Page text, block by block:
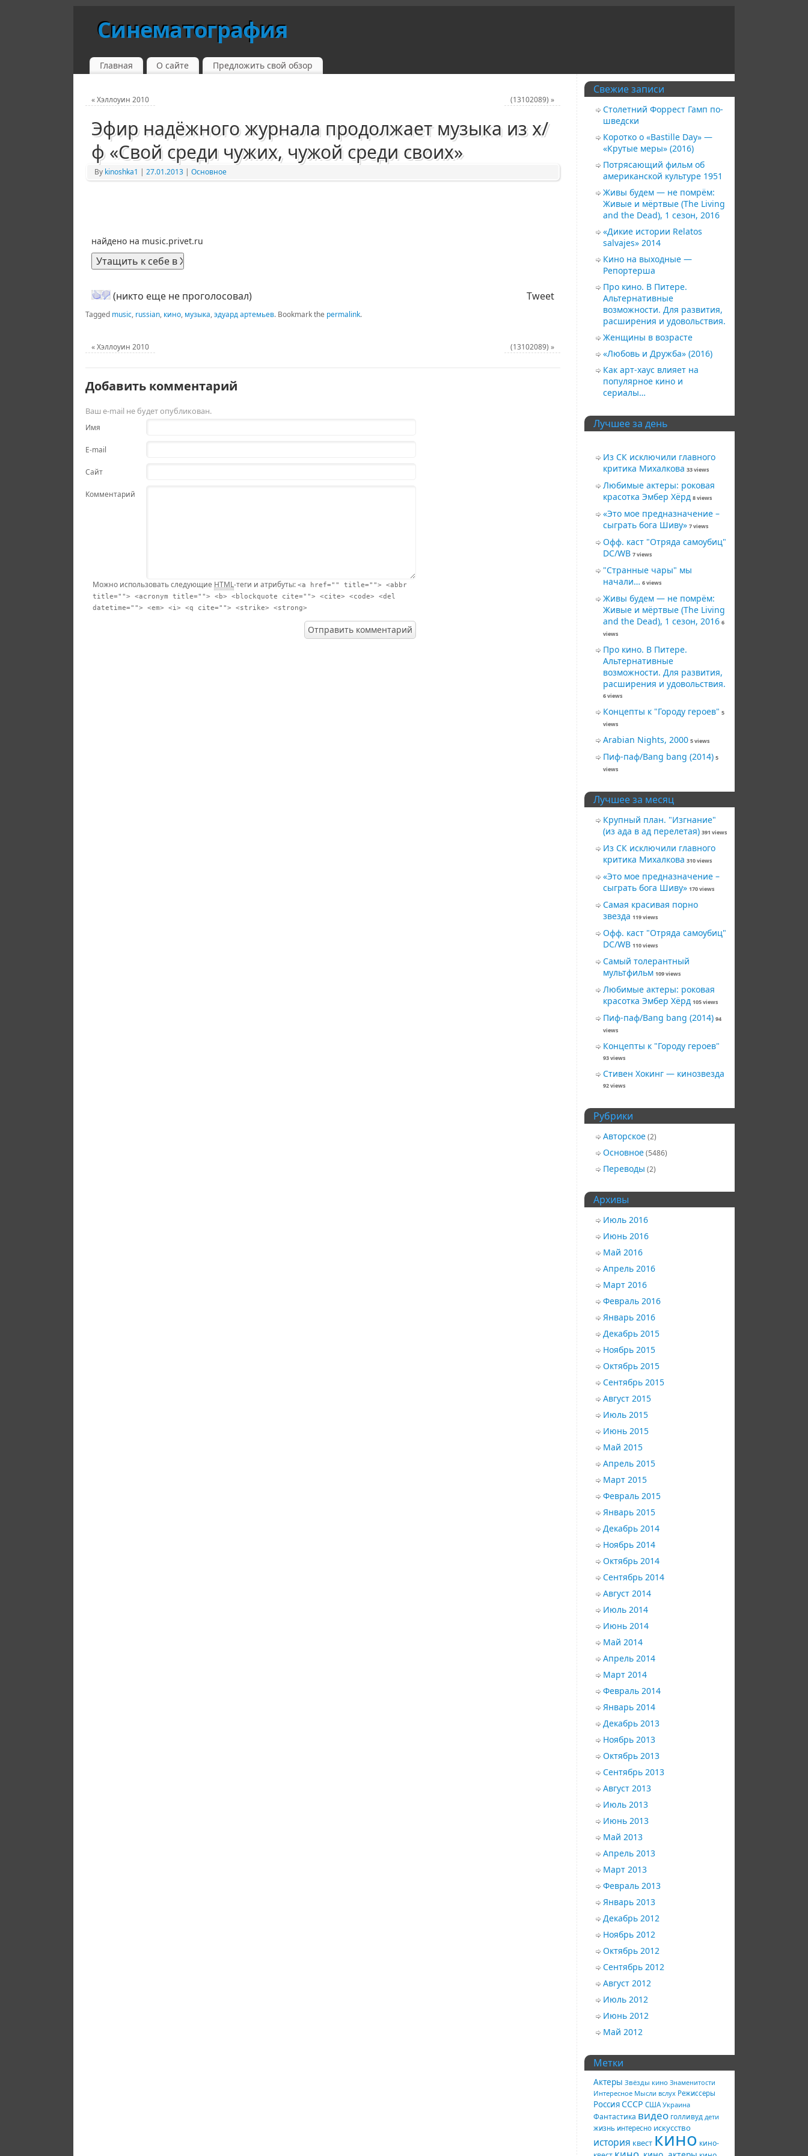
Синематография
Главная О сайте Предложить свой обзор
«Хэллоуин 2010 (13102089) »
Эфир надёжного журнала продолжает музыка из х/
ф «Свой среди чужих, чужой среди своих»
By kinoshka1 | 27.01.2013 | Основное
найдено на music.privet.ru
Tweet
(никто еще не проголосовал)
Tagged music, russian, кино, музыка,эдуард артемьев. Bookmark the permalink.
«Хэллоуин 2010 (13102089) »
Добавить комментарий
Ваш e-mail не будет опубликован.
Имя
E-mail
Сайт
Комментарий
Можно использовать следующие HTML-теги и атрибуты: <a href="" title=""> <abbr
title=""> <acronym title=""> <b> <blockquote cite=""> <cite> <code> <del
datetime=""> <em> <i> <q cite=""> <strike> <strong>
Свежие записи
Столетний Форрест Гамп по-
шведски
Коротко о «Bastille Day» —
«Крутые меры» (2016)
Потрясающий фильм об
американской культуре 1951
Живы будем — не помрём:
Живые и мёртвые (The Living
and the Dead), 1 сезон, 2016
«Дикие истории Relatos
salvajes» 2014
Кино на выходные —
Репортерша
Про кино. В Питере.
Альтернативные
возможности. Для развития,
расширения и удовольствия.
Женщины в возрасте
«Любовь и Дружба» (2016)
Как арт-хаус влияет на
популярное кино и
сериалы…
Лучшее за день
Из СК исключили главного
критика Михалкова 33 views
Любимые актеры: роковая
красотка Эмбер Хёрд 8 views
«Это мое предназначение –
сыграть бога Шиву» 7 views
Офф. каст "Отряда самоубиц"
DC/WB 7 views
"Странные чары" мы
начали… 6 views
Живы будем — не помрём:
Живые и мёртвые (The Living
and the Dead), 1 сезон, 2016 6
views
Про кино. В Питере.
Альтернативные
возможности. Для развития,
расширения и удовольствия.
6 views
Концепты к "Городу героев" 5
views
Arabian Nights, 2000 5 views
Пиф-паф/Bang bang (2014) 5
views
Лучшее за месяц
Крупный план. "Изгнание"
(из ада в ад перелетая) 391 views
Из СК исключили главного
критика Михалкова 310 views
«Это мое предназначение –
сыграть бога Шиву» 170 views
Самая красивая порно
звезда 119 views
Офф. каст "Отряда самоубиц"
DC/WB 110 views
Самый толерантный
мультфильм 109 views
Любимые актеры: роковая
красотка Эмбер Хёрд 105 views
Пиф-паф/Bang bang (2014) 94
views
Концепты к "Городу героев"
93 views
Стивен Хокинг — кинозвезда
92 views
Рубрики
Авторское(2)
Основное(5486)
Переводы (2)
Архивы
Июль 2016
Июнь 2016
Май 2016
Апрель 2016
Март 2016
Февраль 2016
Январь 2016
Декабрь 2015
Ноябрь 2015
Октябрь 2015
Сентябрь 2015
Август 2015
Июль 2015
Июнь 2015
Май 2015
Апрель 2015
Март 2015
Февраль 2015
Январь 2015
Декабрь 2014
Ноябрь 2014
Октябрь 2014
Сентябрь 2014
Август 2014
Июль 2014
Июнь 2014
Май 2014
Апрель 2014
Март 2014
Февраль 2014
Январь 2014
Декабрь 2013
Ноябрь 2013
Октябрь 2013
Сентябрь 2013
Август 2013
Июль 2013
Июнь 2013
Май 2013
Апрель 2013
Март 2013
Февраль 2013
Январь 2013
Декабрь 2012
Ноябрь 2012
Октябрь 2012
Сентябрь 2012
Август 2012
Июль 2012
Июнь 2012
Май 2012
Метки
Актеры Звёзды кино Знаменитости
Интересное Мысли вслух Режиссеры
Россия СССР США Украина
Фантастика видео голливуд дети
жизнь интересно искусство
история квесткино кино-